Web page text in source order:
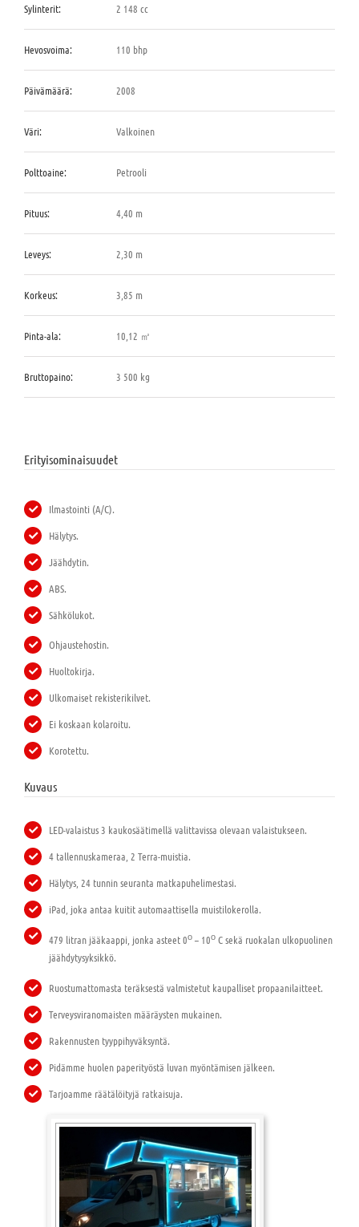
Sylinterit: 2 148 cc
Hevosvoima: 110 bhp
Päivämäärä: 2008
Väri: Valkoinen
Polttoaine: Petrooli
Pituus: 4,40 m
Leveys: 2,30 m
Korkeus: 3,85 m
Pinta-ala: 10,12 ㎡
Bruttopaino: 3 500 kg
Erityisominaisuudet
Ilmastointi (A/C).
Hälytys.
Jäähdytin.
ABS.
Sähkölukot.
Ohjaustehostin.
Huoltokirja.
Ulkomaiset rekisterikilvet.
Ei koskaan kolaroitu.
Korotettu.
Kuvaus
LED-valaistus 3 kaukosäätimellä valittavissa olevaan valaistukseen.
4 tallennuskameraa, 2 Terra-muistia.
Hälytys, 24 tunnin seuranta matkapuhelimestasi.
iPad, joka antaa kuitit automaattisella muistilokerolla.
479 litran jääkaappi, jonka asteet 0ο– 10οC sekä ruokalan ulkopuolinen
jäähdytysyksikkö.
Ruostumattomasta teräksestä valmistetut kaupalliset propaanilaitteet.
Terveysviranomaisten määräysten mukainen.
Rakennusten tyyppihyväksyntä.
Pidämme huolen paperityöstä luvan myöntämisen jälkeen.
Tarjoamme räätälöityjä ratkaisuja.